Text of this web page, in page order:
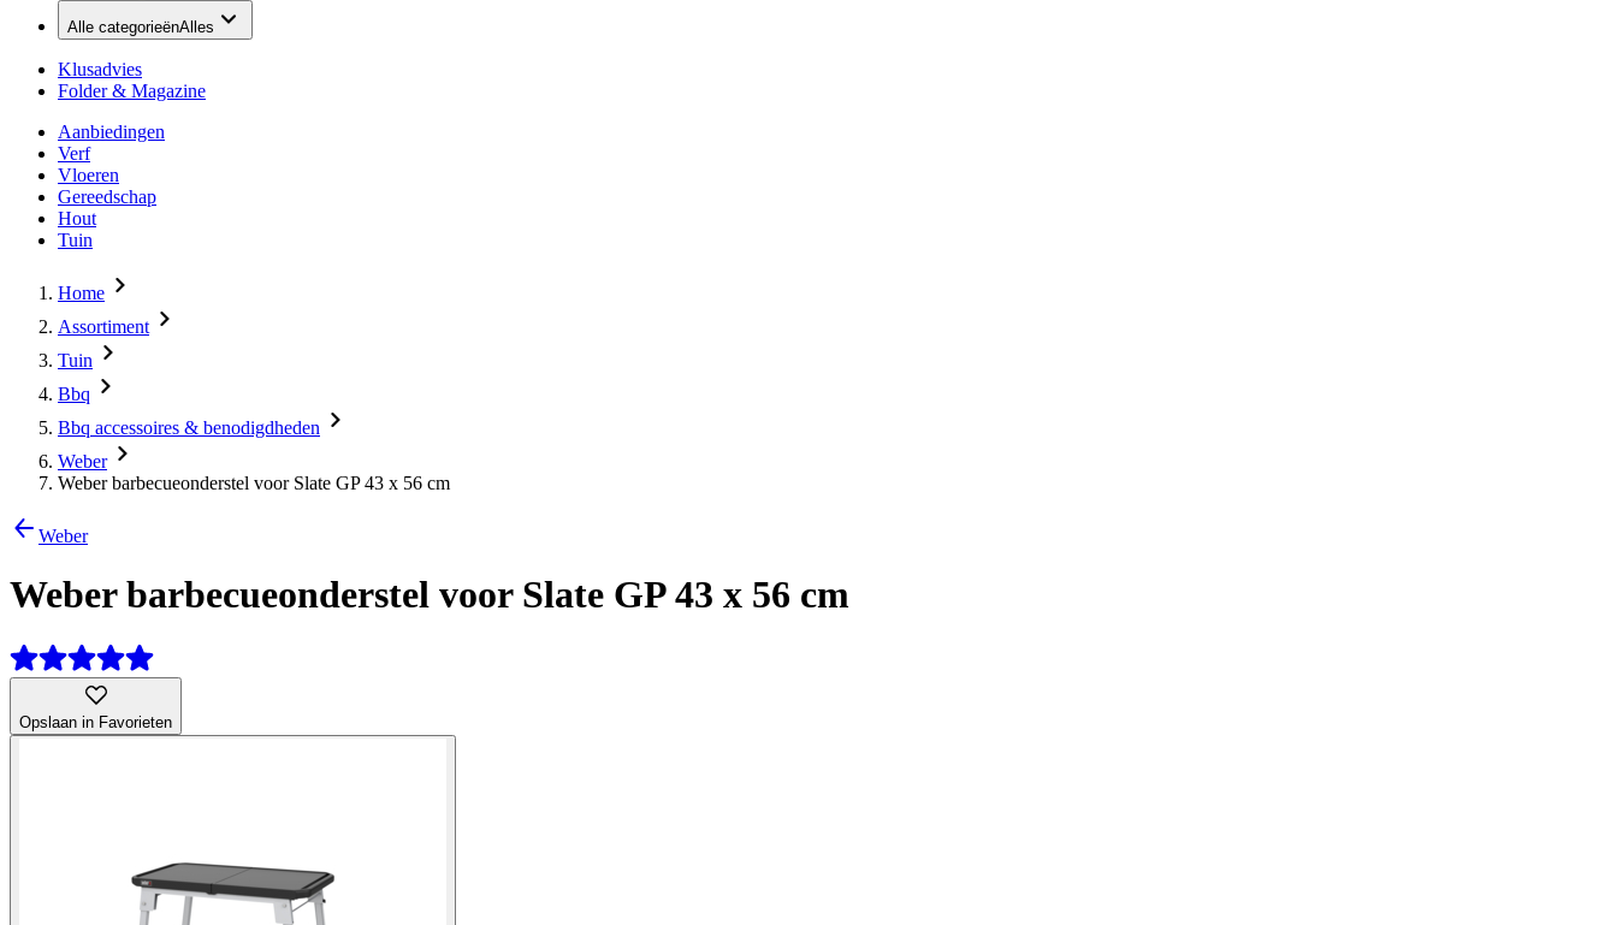
Alle categorieënAlles
Klusadvies
Folder & Magazine
Aanbiedingen
Verf
Vloeren
Gereedschap
Hout
Tuin
Home
Assortiment
Tuin
Bbq
Bbq accessoires & benodigdheden
Weber
Weber barbecueonderstel voor Slate GP 43 x 56 cm
Weber
Weber barbecueonderstel voor Slate GP 43 x 56 cm
Opslaan in Favorieten